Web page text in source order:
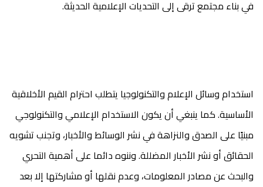
في بناء مجتمع ترقى إلى التحديات الإعلامية الحديثة.
استخدام وسائل الإعلام والتكنولوجيا يتطلب احترام القيم الأخلاقية
الأساسية. كما ينبغي أن يكون الاستخدام الإعلامي والتكنولوجي
مبنيًا على الصدق والنزاهة في نشر الوسائط والأخبار، وتجنب تشويه
الحقائق أو نشر الأخبار المضللة. وننوه دائما على أهمية التحري
والبحث عن مصادر المعلومات، وعدم نقلها أو مشاركتها إلا بعد